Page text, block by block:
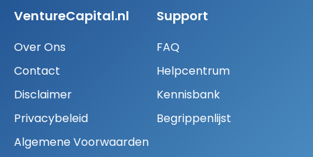
VentureCapital.nl
Over Ons
Contact
Disclaimer
Privacybeleid
Algemene Voorwaarden
Support
FAQ
Helpcentrum
Kennisbank
Begrippenlijst